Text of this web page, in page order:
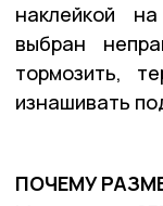
наклейкой
выбран
тормозить,
изнашивать
ПОЧЕМУ